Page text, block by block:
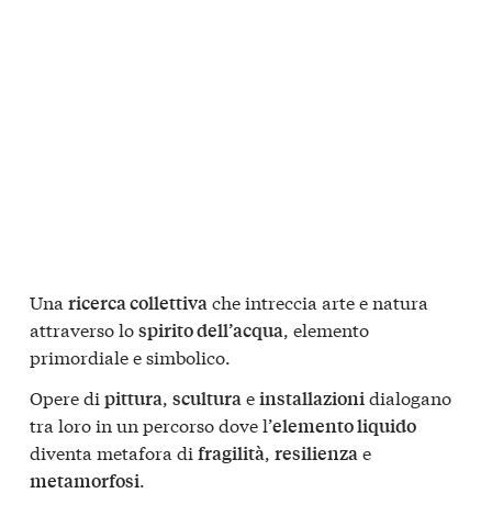
Una ricerca collettivache intreccia arte e natura
attraverso lospirito dell’acqua, elemento
primordiale e simbolico.
Opere di pittura, sculturaeinstallazionidialogano
tra loro in un percorso dove l’elemento liquido
diventa metafora di fragilità, resilienzae
metamorfosi.